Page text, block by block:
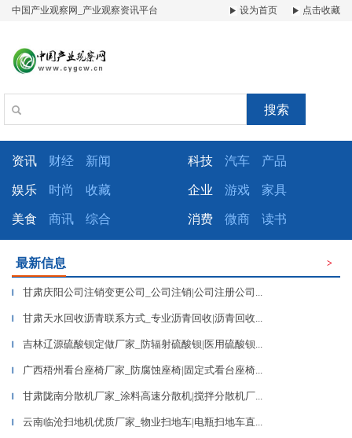
中国产业观察网_产业观察资讯平台 设为首页 点击收藏
搜索
资讯 财经 新闻 科技 汽车 产品
娱乐 时尚 收藏 企业 游戏 家具
美食 商讯 综合 消费 微商 读书
最新信息 >
▎ 甘肃庆阳公司注销变更公司_公司注销|公司注册公司...
▎ 甘肃天水回收沥青联系方式_专业沥青回收|沥青回收...
▎ 吉林辽源硫酸钡定做厂家_防辐射硫酸钡|医用硫酸钡...
▎ 广西梧州看台座椅厂家_防腐蚀座椅|固定式看台座椅...
▎ 甘肃陇南分散机厂家_涂料高速分散机|搅拌分散机厂...
▎ 云南临沧扫地机优质厂家_物业扫地车|电瓶扫地车直...